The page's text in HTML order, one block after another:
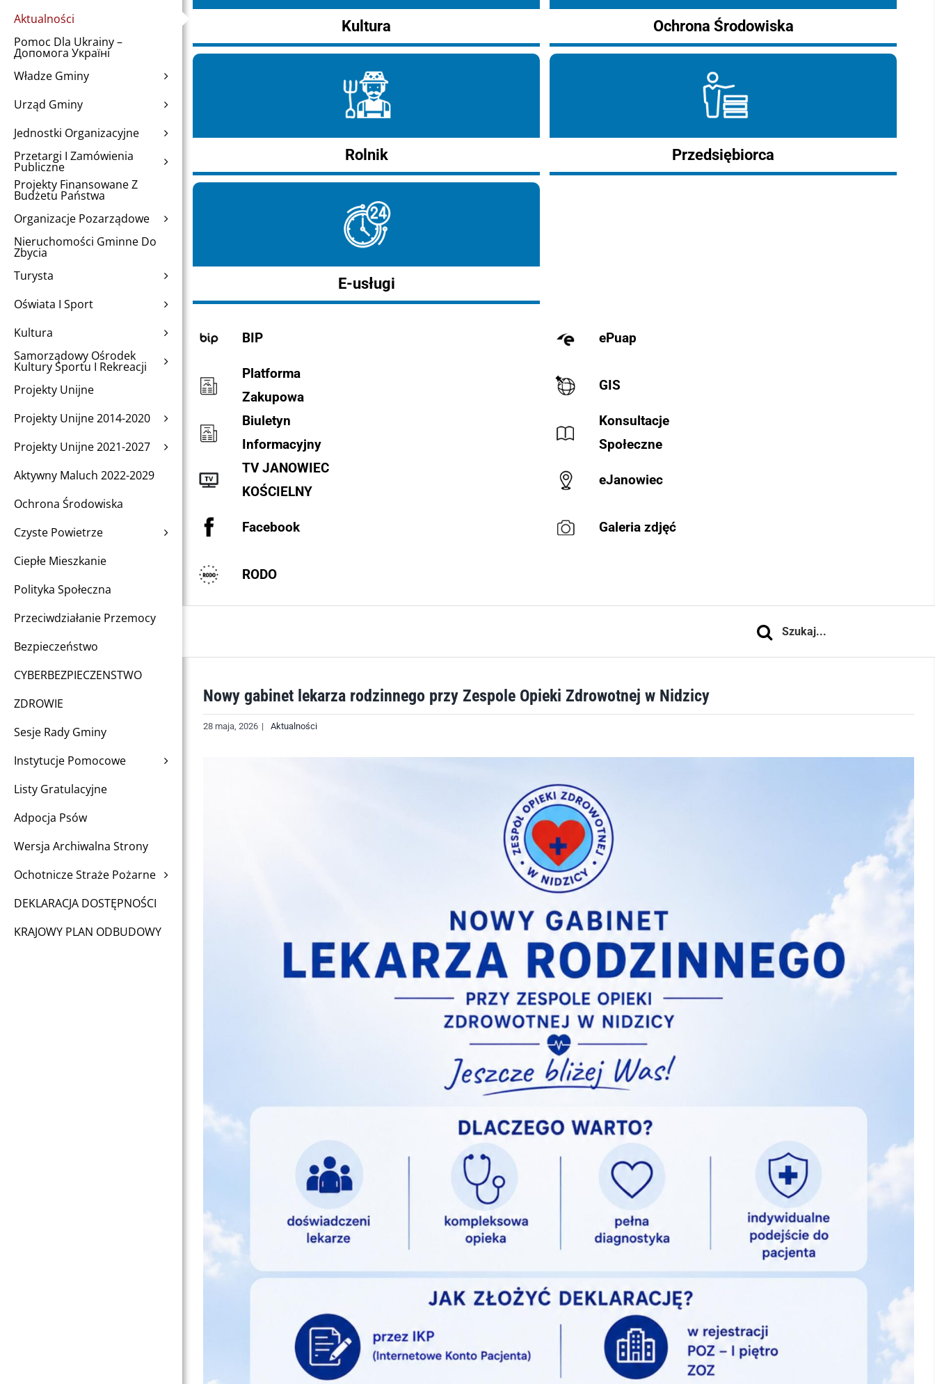
Aktualności
Pomoc Dla Ukrainy –
Допомога Україні
Władze Gminy
Urząd Gminy
Jednostki Organizacyjne
Przetargi I Zamówienia
Publiczne
Projekty Finansowane Z
Budżetu Państwa
Organizacje Pozarządowe
Nieruchomości Gminne Do
Zbycia
Turysta
Oświata I Sport
Kultura
Samorządowy Ośrodek
Kultury Sportu I Rekreacji
Projekty Unijne
Projekty Unijne 2014-2020
Projekty Unijne 2021-2027
Aktywny Maluch 2022-2029
Ochrona Środowiska
Czyste Powietrze
Ciepłe Mieszkanie
Polityka Społeczna
Przeciwdziałanie Przemocy
Bezpieczeństwo
CYBERBEZPIECZENSTWO
ZDROWIE
Sesje Rady Gminy
Instytucje Pomocowe
Listy Gratulacyjne
Adpocja Psów
Wersja Archiwalna Strony
Ochotnicze Straże Pożarne
DEKLARACJA DOSTĘPNOŚCI
KRAJOWY PLAN ODBUDOWY
Kultura Ochrona Środowiska
Rolnik Przedsiębiorca
E-usługi
BIP ePuap
Platforma
Zakupowa
GIS
Biuletyn
Informacyjny
Konsultacje
Społeczne
TV JANOWIEC
KOŚCIELNY
eJanowiec
Facebook Galeria zdjęć
RODO
Szukaj
Nowy gabinet lekarza rodzinnego przy Zespole Opieki Zdrowotnej w Nidzicy
28 maja, 2026 | Aktualności